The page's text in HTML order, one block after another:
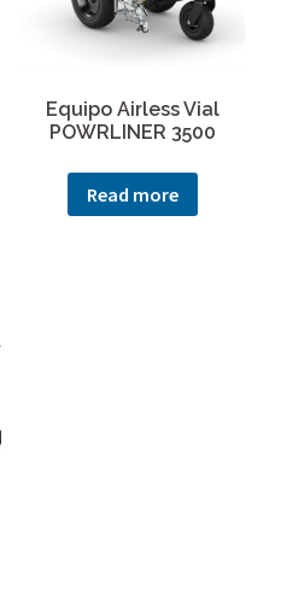
Equipo Airless Vial
POWRLINER 3500
Read more